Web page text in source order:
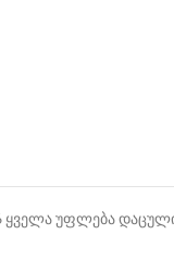
ყველა უფლება